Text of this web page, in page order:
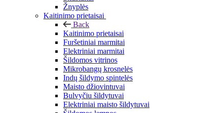
Žnyplės
Kaitinimo prietaisai
Back
Kaitinimo prietaisai
Furšetiniai marmitai
Elektriniai marmitai
Šildomos vitrinos
Mikrobangų krosnelės
Indų šildymo spintelės
Maisto džiovintuvai
Bulvyčiu šildytuvai
Elektriniai maisto šildytuvai